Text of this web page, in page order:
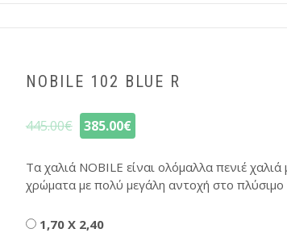
NOBILE 102 BLUE R
445.00€ 385.00€
Τα χαλιά NOBILE είναι ολόμαλλα πενιέ
χρώματα με πολύ μεγάλη αντοχή στο πλύσιμο
1,70 X 2,40